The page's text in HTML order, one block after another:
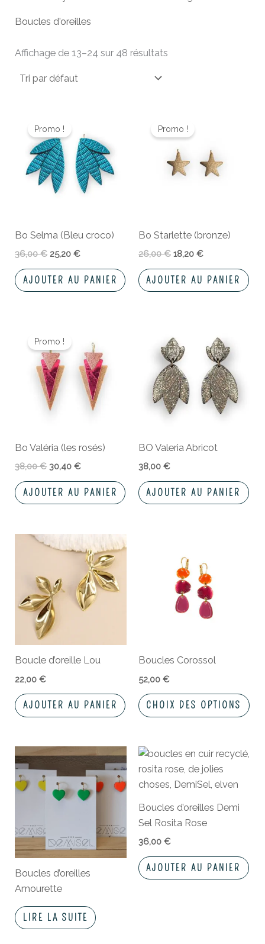
Boucles d'oreilles
Affichage de 13–24 sur 48 résultats
Promo !
Bo Selma (Bleu croco)
36,00€
prix
initial
était :
36,00 €.
25,20€
actuel
est :
25,20 €.
AJOUTER AU PANIER
Promo !
Bo Starlette (bronze)
26,00€
initial
était :
26,00 €.
18,20 €
18,20 €.
AJOUTER AU PANIER
Promo !
Bo Valéria (les rosés)
38,00€
initial
était :
38,00 €.
30,40€
actuel
est :
30,40 €.
AJOUTER AU PANIER
BO Valeria Abricot
38,00 €
AJOUTER AU PANIER
Boucle d’oreille Lou
22,00€
AJOUTER AU PANIER
Boucles Corossol
52,00 €
CHOIX DES OPTIONS
la
Boucles d’oreilles
Amourette
LIRE LA SUITE
Boucles d’oreilles Demi
Sel Rosita Rose
36,00 €
AJOUTER AU PANIER